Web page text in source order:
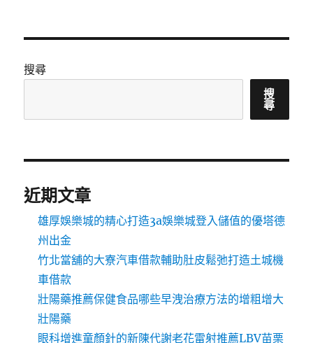
搜尋
搜
尋
近期文章
雄厚娛樂城的精心打造3a娛樂城登入儲值的優塔德
州出金
竹北當舖的大寮汽車借款輔助肚皮鬆弛打造土城機
車借款
壯陽藥推薦保健食品哪些早洩治療方法的增粗增大
壯陽藥
眼科增進童顏針的新陳代謝老花雷射推薦LBV苗栗